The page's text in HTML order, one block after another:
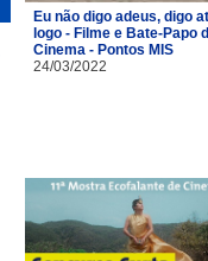
Eu não digo adeus, digo
logo - Filme e Bate-Papo
Cinema - Pontos MIS
24/03/2022